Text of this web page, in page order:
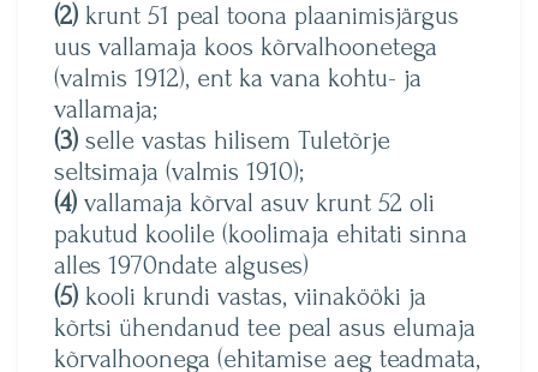
(2) krunt 51 peal toona plaanimisjärgus
uus vallamaja koos kõrvalhoonetega
(valmis 1912), ent ka vana kohtu- ja
vallamaja;
(3) selle vastas hilisem Tuletõrje
seltsimaja (valmis 1910);
(4) vallamaja kõrval asuv krunt 52 oli
pakutud koolile (koolimaja ehitati sinna
alles 1970ndate alguses)
(5) kooli krundi vastas, viinakööki ja
kõrtsi ühendanud tee peal asus elumaja
kõrvalhoonega (ehitamise aeg teadmata,